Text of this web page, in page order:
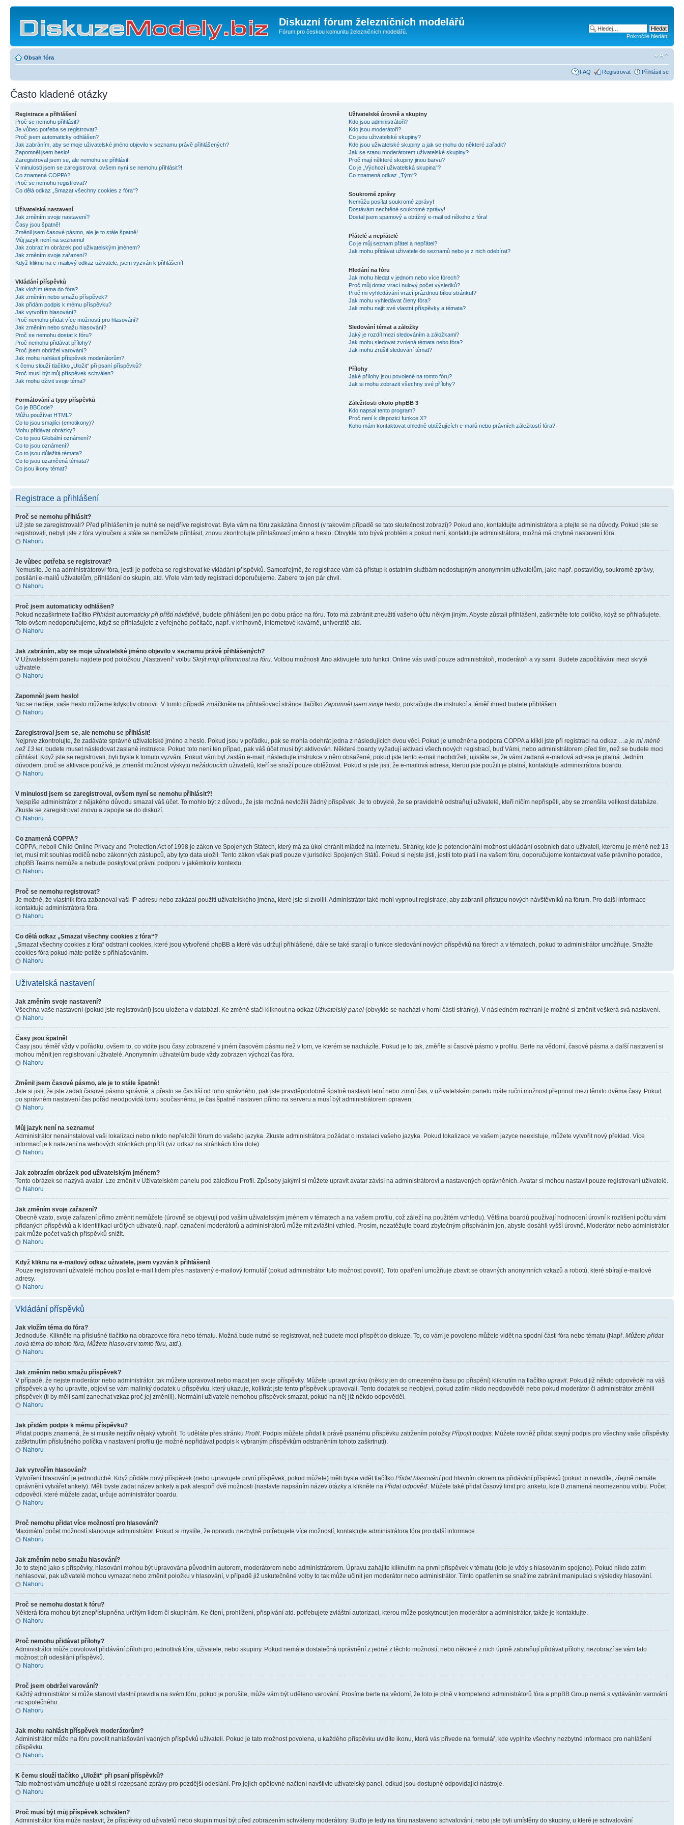
Diskuzní fórum železničních modelářů
Fórum pro českou komunitu železničních modelářů.
Pokročilé hledání
Obsah fóra
FAQ Registrovat Přihlásit se
Často kladené otázky
Registrace a přihlášení
Proč se nemohu přihlásit?
Je vůbec potřeba se registrovat?
Proč jsem automaticky odhlášen?
Jak zabráním, aby se moje uživatelské jméno objevilo v seznamu právě přihlášených?
Zapomněl jsem heslo!
Zaregistroval jsem se, ale nemohu se přihlásit!
V minulosti jsem se zaregistroval, ovšem nyní se nemohu přihlásit?!
Co znamená COPPA?
Proč se nemohu registrovat?
Co dělá odkaz „Smazat všechny cookies z fóra“?
Uživatelská nastavení
Jak změním svoje nastavení?
Časy jsou špatně!
Změnil jsem časové pásmo, ale je to stále špatně!
Můj jazyk není na seznamu!
Jak zobrazím obrázek pod uživatelským jménem?
Jak změním svoje zařazení?
Když kliknu na e-mailový odkaz uživatele, jsem vyzván k přihlášení!
Vkládání příspěvků
Jak vložím téma do fóra?
Jak změním nebo smažu příspěvek?
Jak přidám podpis k mému příspěvku?
Jak vytvořím hlasování?
Proč nemohu přidat více možností pro hlasování?
Jak změním nebo smažu hlasování?
Proč se nemohu dostat k fóru?
Proč nemohu přidávat přílohy?
Proč jsem obdržel varování?
Jak mohu nahlásit příspěvek moderátorům?
K čemu slouží tlačítko „Uložit“ při psaní příspěvků?
Proč musí být můj příspěvek schválen?
Jak mohu oživit svoje téma?
Formátování a typy příspěvků
Co je BBCode?
Můžu používat HTML?
Co to jsou smajlíci (emotikony)?
Mohu přidávat obrázky?
Co to jsou Globální oznámení?
Co to jsou oznámení?
Co to jsou důležitá témata?
Co to jsou uzamčená témata?
Co jsou ikony témat?
Uživatelské úrovně a skupiny
Kdo jsou administrátoři?
Kdo jsou moderátoři?
Co jsou uživatelské skupiny?
Kde jsou uživatelské skupiny a jak se mohu do některé zařadit?
Jak se stanu moderátorem uživatelské skupiny?
Proč mají některé skupiny jinou barvu?
Co je „Výchozí uživatelská skupina“?
Co znamená odkaz „Tým“?
Soukromé zprávy
Nemůžu posílat soukromé zprávy!
Dostávám nechtěné soukromé zprávy!
Dostal jsem spamový a obtížný e-mail od někoho z fóra!
Přátelé a nepřátelé
Co je můj seznam přátel a nepřátel?
Jak mohu přidávat uživatele do seznamů nebo je z nich odebírat?
Hledání na fóru
Jak mohu hledat v jednom nebo více fórech?
Proč můj dotaz vrací nulový počet výsledků?
Proč mi vyhledávání vrací prázdnou bílou stránku!?
Jak mohu vyhledávat členy fóra?
Jak mohu najít své vlastní příspěvky a témata?
Sledování témat a záložky
Jaký je rozdíl mezi sledováním a záložkami?
Jak mohu sledovat zvolená témata nebo fóra?
Jak mohu zrušit sledování témat?
Přílohy
Jaké přílohy jsou povolené na tomto fóru?
Jak si mohu zobrazit všechny své přílohy?
Záležitosti okolo phpBB 3
Kdo napsal tento program?
Proč není k dispozici funkce X?
Koho mám kontaktovat ohledně obtěžujících e-mailů nebo právních záležitostí fóra?
Registrace a přihlášení
Proč se nemohu přihlásit?
Už jste se zaregistrovali? Před přihlášením je nutné se nejdříve registrovat. Byla vám na fóru zakázána činnost (v takovém případě se tato skutečnost zobrazí)? Pokud ano, kontaktujte administrátora a ptejte se na důvody. Pokud jste se
registrovali, nebyli jste z fóra vyloučeni a stále se nemůžete přihlásit, znovu zkontrolujte přihlašovací jméno a heslo. Obvykle toto bývá problém a pokud není, kontaktujte administrátora, možná má chybné nastavení fóra.
Nahoru
Je vůbec potřeba se registrovat?
Nemusíte. Je na administrátorovi fóra, jestli je potřeba se registrovat ke vkládání příspěvků. Samozřejmě, že registrace vám dá přístup k ostatním službám nedostupným anonymním uživatelům, jako např. postavičky, soukromé zprávy,
posílání e-mailů uživatelům, přihlášení do skupin, atd. Vřele vám tedy registraci doporučujeme. Zabere to jen pár chvil.
Nahoru
Proč jsem automaticky odhlášen?
Pokud nezaškrtnete tlačítko Přihlásit automaticky při příští návštěvě , budete přihlášeni jen po dobu práce na fóru. Toto má zabránit zneužití vašeho účtu někým jiným. Abyste zůstali přihlášeni, zaškrtněte toto políčko, když se přihlašujete.
Toto ovšem nedoporučujeme, když se přihlašujete z veřejného počítače, např. v knihovně, internetové kavárně, univerzitě atd.
Nahoru
Jak zabráním, aby se moje uživatelské jméno objevilo v seznamu právě přihlášených?
V Uživatelském panelu najdete pod položkou „Nastavení“ volbu Skrýt moji přítomnost na fóru . Volbou možnosti Ano aktivujete tuto funkci. Online vás uvidí pouze administrátoři, moderátoři a vy sami. Budete započítáváni mezi skryté
uživatele.
Nahoru
Zapomněl jsem heslo!
Nic se neděje, vaše heslo můžeme kdykoliv obnovit. V tomto případě zmáčkněte na přihlašovací stránce tlačítko Zapomněl jsem svoje heslo , pokračujte dle instrukcí a téměř ihned budete přihlášeni.
Nahoru
Zaregistroval jsem se, ale nemohu se přihlásit!
Nejprve zkontrolujte, že zadáváte správné uživatelské jméno a heslo. Pokud jsou v pořádku, pak se mohla odehrát jedna z následujících dvou věcí. Pokud je umožněna podpora COPPA a klikli jste při registraci na odkaz …a je mi méně
než 13 let, budete muset následovat zaslané instrukce. Pokud toto není ten případ, pak váš účet musí být aktivován. Některé boardy vyžadují aktivaci všech nových registrací, buď Vámi, nebo administrátorem před tím, než se budete moci
přihlásit. Když jste se registrovali, byli byste k tomuto vyzváni. Pokud vám byl zaslán e-mail, následujte instrukce v něm obsažené, pokud jste tento e-mail neobdrželi, ujistěte se, že vámi zadaná e-mailová adresa je platná. Jedním
důvodem, proč se aktivace používá, je zmenšit možnost výskytu nežádoucích uživatelů, kteří se snaží pouze obtěžovat. Pokud si jste jisti, že e-mailová adresa, kterou jste použili je platná, kontaktujte administrátora boardu.
Nahoru
V minulosti jsem se zaregistroval, ovšem nyní se nemohu přihlásit?!
Nejspíše administrátor z nějakého důvodu smazal váš účet. To mohlo být z důvodu, že jste možná nevložili žádný příspěvek. Je to obvyklé, že se pravidelně odstraňují uživatelé, kteří ničím nepřispěli, aby se zmenšila velikost databáze.
Zkuste se zaregistrovat znovu a zapojte se do diskuzí.
Nahoru
Co znamená COPPA?
COPPA, neboli Child Online Privacy and Protection Act of 1998 je zákon ve Spojených Státech, který má za úkol chránit mládež na internetu. Stránky, kde je potencionální možnost ukládání osobních dat o uživateli, kterému je méně než 13
let, musí mít souhlas rodičů nebo zákonných zástupců, aby tyto data uložil. Tento zákon však platí pouze v jurisdikci Spojených Států. Pokud si nejste jisti, jestli toto platí i na vašem fóru, doporučujeme kontaktovat vaše právního poradce,
phpBB Teams nemůže a nebude poskytovat právni podporu v jakémkoliv kontextu.
Nahoru
Proč se nemohu registrovat?
Je možné, že vlastník fóra zabanoval vaši IP adresu nebo zakázal použití uživatelského jména, které jste si zvolili. Administrátor také mohl vypnout registrace, aby zabranil přístupu nových návštěvníků na fórum. Pro další informace
kontaktuje administrátora fóra.
Nahoru
Co dělá odkaz „Smazat všechny cookies z fóra“?
„Smazat všechny cookies z fóra“ odstraní cookies, které jsou vytvořené phpBB a které vás udržují přihlášené, dále se také starají o funkce sledování nových příspěvků na fórech a v tématech, pokud to administrátor umožňuje. Smažte
cookies fóra pokud máte potíže s přihlašováním.
Nahoru
Uživatelská nastavení
Jak změním svoje nastavení?
Všechna vaše nastavení (pokud jste registrováni) jsou uložena v databázi. Ke změně stačí kliknout na odkaz Uživatelský panel (obvykle se nachází v horní části stránky). V následném rozhraní je možné si změnit veškerá svá nastavení.
Nahoru
Časy jsou špatně!
Časy jsou téměř vždy v pořádku, ovšem to, co vidíte jsou časy zobrazené v jiném časovém pásmu než v tom, ve kterém se nacházíte. Pokud je to tak, změňte si časové pásmo v profilu. Berte na vědomí, časové pásma a další nastavení si
mohou měnit jen registrovaní uživatelé. Anonymním uživatelům bude vždy zobrazen výchozí čas fóra.
Nahoru
Změnil jsem časové pásmo, ale je to stále špatně!
Jste si jisti, že jste zadali časové pásmo správně, a přesto se čas liší od toho správného, pak jste pravděpodobně špatně nastavili letní nebo zimní čas, v uživatelském panelu máte ruční možnost přepnout mezi těmito dvěma časy. Pokud
po správném nastavení čas pořád neodpovídá tomu současnému, je čas špatně nastaven přímo na serveru a musí být administrátorem opraven.
Nahoru
Můj jazyk není na seznamu!
Administrátor nenainstaloval vaši lokalizaci nebo nikdo nepřeložil fórum do vašeho jazyka. Zkuste administrátora požádat o instalaci vašeho jazyka. Pokud lokalizace ve vašem jazyce neexistuje, můžete vytvořit nový překlad. Více
informací je k nalezení na webových stránkách phpBB (viz odkaz na stránkách fóra dole).
Nahoru
Jak zobrazím obrázek pod uživatelským jménem?
Tento obrázek se nazývá avatar. Lze změnit v Uživatelském panelu pod záložkou Profil. Způsoby jakými si můžete upravit avatar závisí na administrátorovi a nastavených oprávněních. Avatar si mohou nastavit pouze registrovaní uživatelé.
Nahoru
Jak změním svoje zařazení?
Obecně vzato, svoje zařazení přímo změnit nemůžete (úrovně se objevují pod vaším uživatelským jménem v tématech a na vašem profilu, což záleží na použitém vzhledu). Většina boardů používají hodnocení úrovní k rozlišení počtu vámi
přidaných příspěvků a k identifikaci určitých uživatelů, např. označení moderátorů a administrátorů může mít zvláštní vzhled. Prosím, nezatěžujte board zbytečným přispíváním jen, abyste dosáhli vyšší úrovně. Moderátor nebo administrátor
pak může počet vašich příspěvků snížit.
Nahoru
Když kliknu na e-mailový odkaz uživatele, jsem vyzván k přihlášení!
Pouze registrovaní uživatelé mohou posílat e-mail lidem přes nastavený e-mailový formulář (pokud administrátor tuto možnost povolil). Toto opatření umožňuje zbavit se otravných anonymních vzkazů a robotů, které sbírají e-mailové
adresy.
Nahoru
Vkládání příspěvků
Jak vložím téma do fóra?
Jednoduše. Klikněte na příslušné tlačítko na obrazovce fóra nebo tématu. Možná bude nutné se registrovat, než budete moci přispět do diskuze. To, co vám je povoleno můžete vidět na spodní části fóra nebo tématu (Např. Můžete přidat
nová téma do tohoto fóra, Můžete hlasovat v tomto fóru, atd. ).
Nahoru
Jak změním nebo smažu příspěvek?
V případě, že nejste moderátor nebo administrátor, tak můžete upravovat nebo mazat jen svoje příspěvky. Můžete upravit zprávu (někdy jen do omezeného času po přispění) kliknutím na tlačítko upravit. Pokud již někdo odpověděl na váš
příspěvek a vy ho upravíte, objeví se vám malinký dodatek u příspěvku, který ukazuje, kolikrát jste tento příspěvek upravovali. Tento dodatek se neobjeví, pokud zatím nikdo neodpověděl nebo pokud moderátor či administrátor změnili
příspěvek (ti by měli sami zanechat vzkaz proč jej změnili). Normální uživatelé nemohou příspěvek smazat, pokud na něj již někdo odpověděl.
Nahoru
Jak přidám podpis k mému příspěvku?
Přidat podpis znamená, že si musíte nejdřív nějaký vytvořit. To uděláte přes stránku Profil . Podpis můžete přidat k právě psanému příspěvku zatržením položky Připojit podpis . Můžete rovněž přidat stejný podpis pro všechny vaše příspěvky
zaškrtnutím příslušného políčka v nastavení profilu (je možné nepřidávat podpis k vybraným příspěvkům odstraněním tohoto zaškrtnutí).
Nahoru
Jak vytvořím hlasování?
Vytvoření hlasování je jednoduché. Když přidáte nový příspěvek (nebo upravujete první příspěvek, pokud můžete) měli byste vidět tlačítko Přidat hlasovánípod hlavním oknem na přidávání příspěvků (pokud to nevidíte, zřejmě nemáte
oprávnění vytvářet ankety). Měli byste zadat název ankety a pak alespoň dvě možnosti (nastavte napsáním název otázky a klikněte na Přidat odpověď. Můžete také přidat časový limit pro anketu, kde 0 znamená neomezenou volbu. Počet
odpovědí, které můžete zadat, určuje administrátor boardu.
Nahoru
Proč nemohu přidat více možností pro hlasování?
Maximální počet možností stanovuje administrátor. Pokud si myslíte, že opravdu nezbytně potřebujete více možností, kontaktujte administrátora fóra pro další informace.
Nahoru
Jak změním nebo smažu hlasování?
Je to stejné jako s příspěvky, hlasování mohou být upravována původním autorem, moderátorem nebo administrátorem. Úpravu zahájíte kliknutím na první příspěvek v tématu (toto je vždy s hlasováním spojeno). Pokud nikdo zatím
nehlasoval, pak uživatelé mohou vymazat nebo změnit položku v hlasování, v případě již uskutečněné volby to tak může učinit jen moderátor nebo administrátor. Tímto opatřením se snažíme zabránit manipulaci s výsledky hlasování.
Nahoru
Proč se nemohu dostat k fóru?
Některá fóra mohou být znepřístupněna určitým lidem či skupinám. Ke čtení, prohlížení, přispívání atd. potřebujete zvláštní autorizaci, kterou může poskytnout jen moderátor a administrátor, takže je kontaktujte.
Nahoru
Proč nemohu přidávat přílohy?
Administrátor může povolovat přidávání příloh pro jednotlivá fóra, uživatele, nebo skupiny. Pokud nemáte dostatečná oprávnění z jedné z těchto možností, nebo některé z nich úplně zabraňují přidávat přílohy, nezobrazí se vám tato
možnost při odesílání příspěvků.
Nahoru
Proč jsem obdržel varování?
Každý administrátor si může stanovit vlastní pravidla na svém fóru, pokud je porušíte, může vám být uděleno varování. Prosíme berte na vědomí, že toto je plně v kompetenci administrátorů fóra a phpBB Group nemá s vydáváním varování
nic společného.
Nahoru
Jak mohu nahlásit příspěvek moderátorům?
Administrátor může na fóru povolit nahlašování vadných příspěvků uživateli. Pokud je tato možnost povolena, u každého příspěvku uvidíte ikonu, která vás přivede na formulář, kde vyplníte všechny nezbytné informace pro nahlášení
příspěvku.
Nahoru
K čemu slouží tlačítko „Uložit“ při psaní příspěvků?
Tato možnost vám umožňuje uložit si rozepsané zprávy pro pozdější odeslání. Pro jejich opětovné načtení navštivte uživatelský panel, odkud jsou dostupné odpovídající nástroje.
Nahoru
Proč musí být můj příspěvek schválen?
Administrátor fóra může nastavit, že příspěvky od uživatelů nebo skupin musí být před zobrazením schváleny moderátory. Buďto je tedy na fóru nastaveno schvalování, nebo jste byli umístěny do skupiny, u které je schvalování